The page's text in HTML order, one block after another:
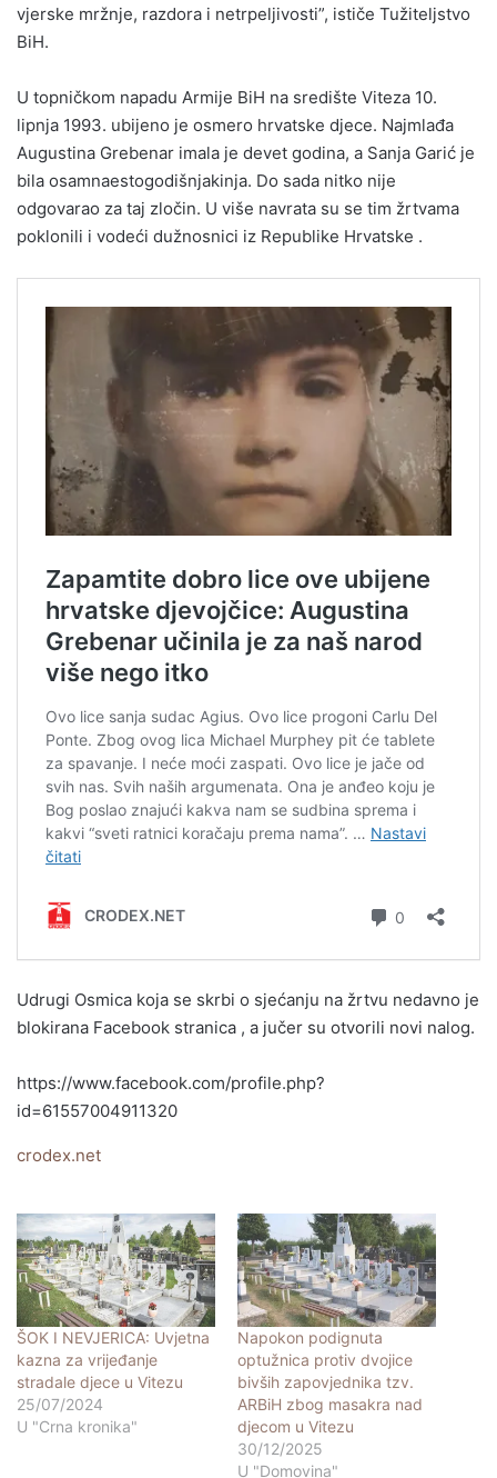
vjerske mržnje, razdora i netrpeljivosti”, ističe Tužiteljstvo
BiH.
U topničkom napadu Armije BiH na središte Viteza 10.
lipnja 1993. ubijeno je osmero hrvatske djece. Najmlađa
Augustina Grebenar imala je devet godina, a Sanja Garić je
bila osamnaestogodišnjakinja. Do sada nitko nije
odgovarao za taj zločin. U više navrata su se tim žrtvama
poklonili i vodeći dužnosnici iz Republike Hrvatske .
Udrugi Osmica koja se skrbi o sjećanju na žrtvu nedavno je
blokirana Facebook stranica , a jučer su otvorili novi nalog.
https://www.facebook.com/profile.php?
id=61557004911320
crodex.net
ŠOK I NEVJERICA: Uvjetna
kazna za vrijeđanje
stradale djece u Vitezu
25/07/2024
U "Crna kronika"
Napokon podignuta
optužnica protiv dvojice
bivših zapovjednika tzv.
ARBiH zbog masakra nad
djecom u Vitezu
30/12/2025
U "Domovina"